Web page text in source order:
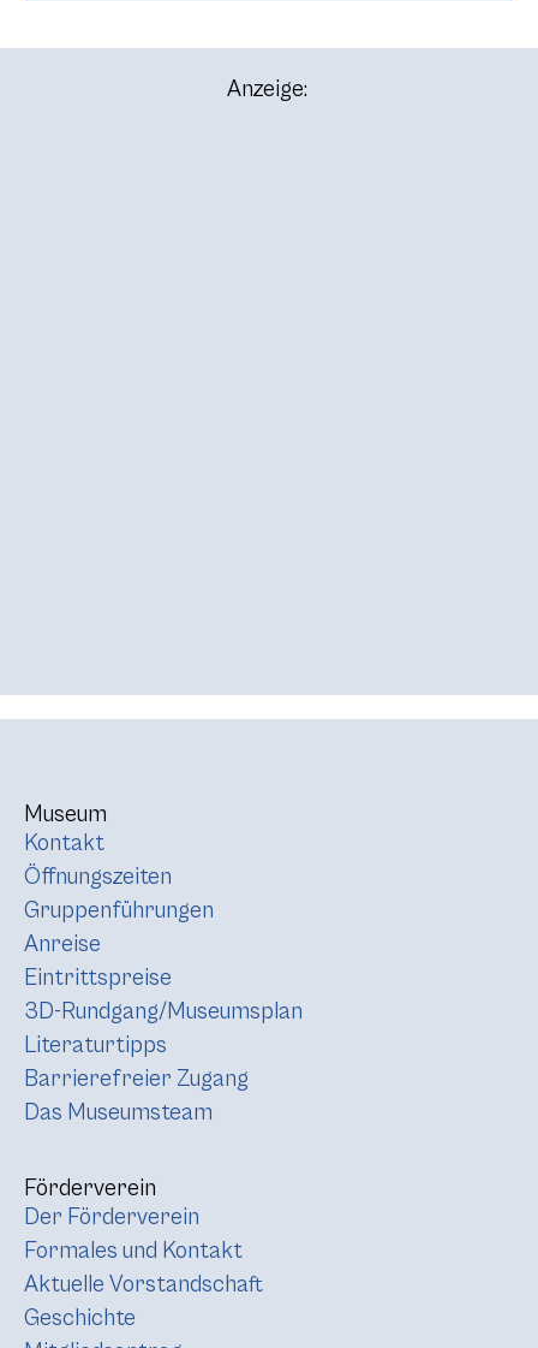
Anzeige:
Museum
Kontakt
Öffnungszeiten
Gruppenführungen
Anreise
Eintrittspreise
3D-Rundgang/Museumsplan
Literaturtipps
Barrierefreier Zugang
Das Museumsteam
Förderverein
Der Förderverein
Formales und Kontakt
Aktuelle Vorstandschaft
Geschichte